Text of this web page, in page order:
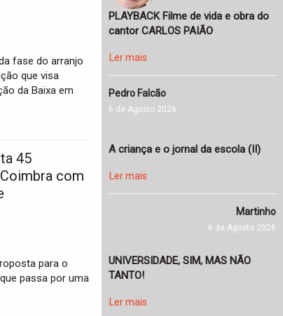
fase do arranjo
que visa
da Baixa em
45
com
para o
passa por uma
PLAYBACK Filme de vida e obra do
cantor CARLOS PAIÃO
Ler mais
Pedro Falcão
6 de Agosto 2026
A criança e o jornal da escola (II)
Ler mais
Martinho
6 de Agosto 2026
UNIVERSIDADE, SIM, MAS NÃO
TANTO!
Ler mais